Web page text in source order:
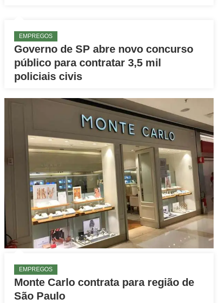
EMPREGOS
Governo de SP abre novo concurso
público para contratar 3,5 mil
policiais civis
EMPREGOS
Monte Carlo contrata para região de
São Paulo